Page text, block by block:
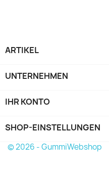
ARTIKEL
UNTERNEHMEN
IHR KONTO
SHOP-EINSTELLUNGEN
© 2026 - GummiWebshop